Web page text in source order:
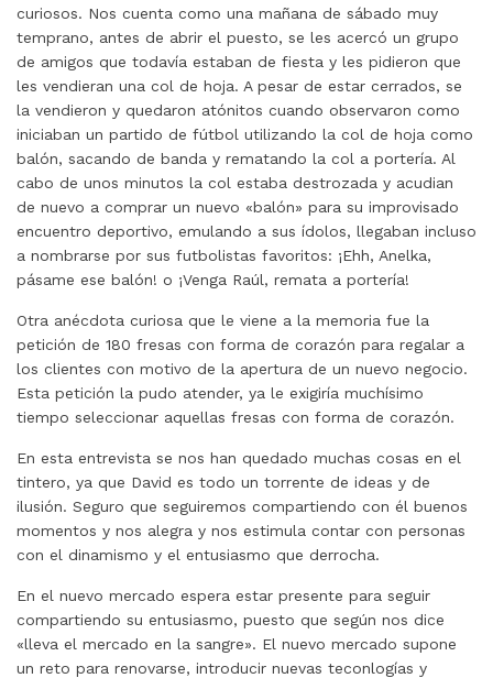
curiosos. Nos cuenta como una mañana de sábado muy
temprano, antes de abrir el puesto, se les acercó un grupo
de amigos que todavía estaban de fiesta y les pidieron que
les vendieran una col de hoja. A pesar de estar cerrados, se
la vendieron y quedaron atónitos cuando observaron como
iniciaban un partido de fútbol utilizando la col de hoja como
balón, sacando de banda y rematando la col a portería. Al
cabo de unos minutos la col estaba destrozada y acudian
de nuevo a comprar un nuevo «balón» para su improvisado
encuentro deportivo, emulando a sus ídolos, llegaban incluso
a nombrarse por sus futbolistas favoritos: ¡Ehh, Anelka,
pásame ese balón! o ¡Venga Raúl, remata a portería!
Otra anécdota curiosa que le viene a la memoria fue la
petición de 180 fresas con forma de corazón para regalar a
los clientes con motivo de la apertura de un nuevo negocio.
Esta petición la pudo atender, ya le exigiría muchísimo
tiempo seleccionar aquellas fresas con forma de corazón.
En esta entrevista se nos han quedado muchas cosas en el
tintero, ya que David es todo un torrente de ideas y de
ilusión. Seguro que seguiremos compartiendo con él buenos
momentos y nos alegra y nos estimula contar con personas
con el dinamismo y el entusiasmo que derrocha.
En el nuevo mercado espera estar presente para seguir
compartiendo su entusiasmo, puesto que según nos dice
«lleva el mercado en la sangre». El nuevo mercado supone
un reto para renovarse, introducir nuevas teconlogías y